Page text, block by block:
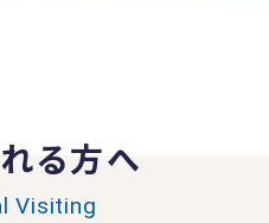
る方へ
Visiting